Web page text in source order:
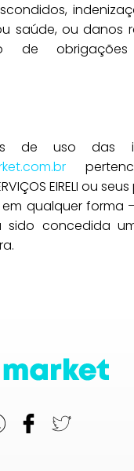
saúde, ou danos
de obrigações
de uso das
EIRELI ou
qualquer forma
concedida